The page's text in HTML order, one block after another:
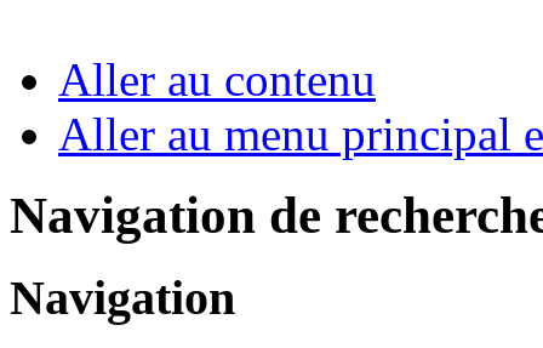
Aller au contenu
Aller au menu principal
Navigation de
Navigation